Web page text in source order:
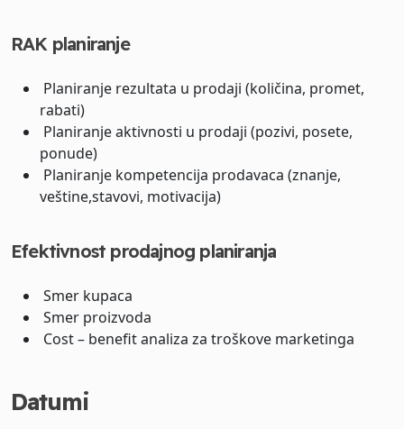
RAK planiranje
Planiranje rezultata u prodaji (količina, promet,
rabati)
Planiranje aktivnosti u prodaji (pozivi, posete,
ponude)
Planiranje kompetencija prodavaca (znanje,
veštine,stavovi, motivacija)
Efektivnost prodajnog planiranja
Smer kupaca
Smer proizvoda
Cost – benefit analiza za troškove marketinga
Datumi